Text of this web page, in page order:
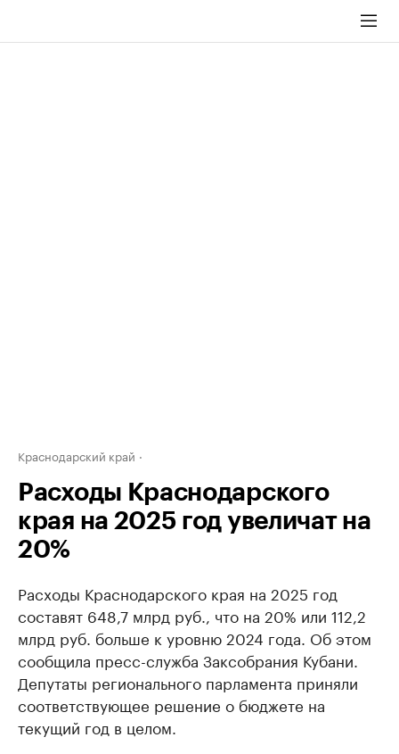
Краснодарский край
Расходы Краснодарского
края на 2025 год увеличат на
20%
Расходы Краснодарского края на 2025 год
составят 648,7 млрд руб., что на 20% или 112,2
млрд руб. больше к уровню 2024 года. Об этом
сообщила пресс-служба Заксобрания Кубани.
Депутаты регионального парламента приняли
соответствующее решение о бюджете на
текущий год в целом.